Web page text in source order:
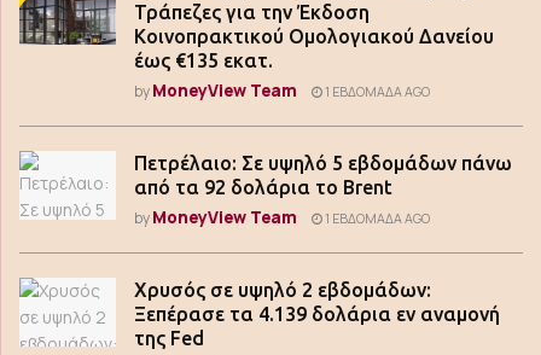
Τράπεζες για την Έκδοση
Κοινοπρακτικού Ομολογιακού Δανείου
έως €135 εκατ.
byMoneyView Team 1 ΕΒΔΟΜΆΔΑ AGO
Πετρέλαιο: Σε υψηλό 5 εβδομάδων πάνω
από τα 92 δολάρια το Brent
byMoneyView Team 1 ΕΒΔΟΜΆΔΑ AGO
Χρυσός σε υψηλό 2 εβδομάδων:
Ξεπέρασε τα 4.139 δολάρια εν αναμονή
της Fed